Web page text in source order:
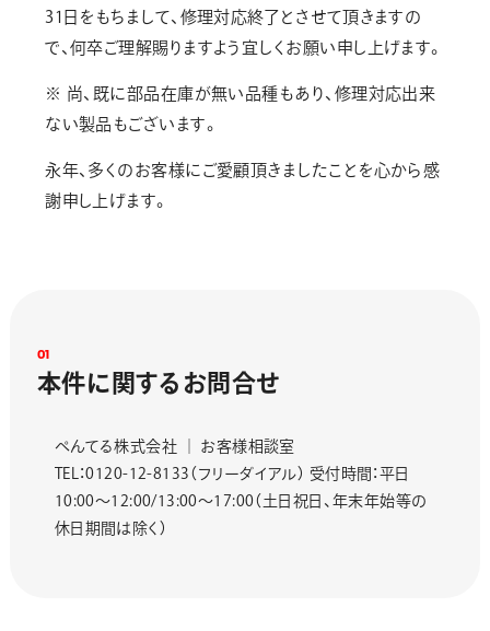
31日をもちまして、修理対応終了とさせて頂きますの
で、何卒ご理解賜りますよう宜しくお願い申し上げます。
※ 尚、既に部品在庫が無い品種もあり、修理対応出来
ない製品もございます。
永年、多くのお客様にご愛顧頂きましたことを心から感
謝申し上げます。
01
本件に 関する お問 合せ
ぺんてる株式会社 ｜ お客様相談室
TEL：0120-12-8133（フリーダイアル） 受付時間：平日
10:00〜12:00/13:00～17:00（土日祝日、年末年始等の
休日期間は除く）